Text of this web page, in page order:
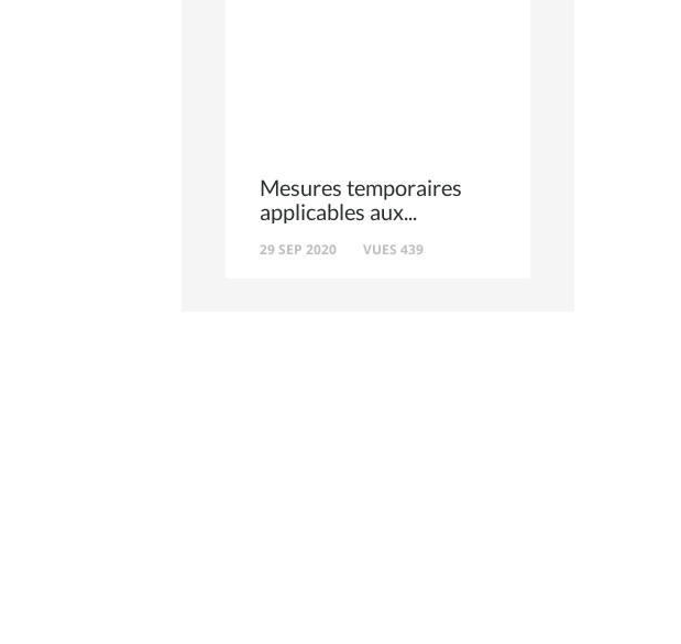
Mesures temporaires
applicables aux
29 SEP 2020 VUES 439